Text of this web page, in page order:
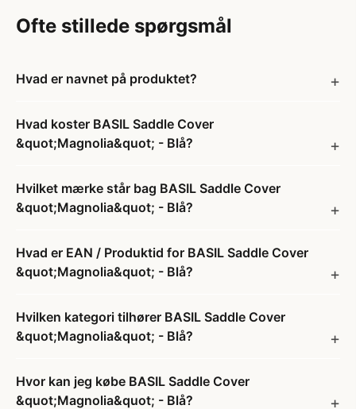
Ofte stillede spørgsmål
Hvad er navnet på produktet?
Hvad koster BASIL Saddle Cover
&quot;Magnolia&quot; - Blå?
Hvilket mærke står bag BASIL Saddle Cover
&quot;Magnolia&quot; - Blå?
Hvad er EAN / Produktid for BASIL Saddle Cover
&quot;Magnolia&quot; - Blå?
Hvilken kategori tilhører BASIL Saddle Cover
&quot;Magnolia&quot; - Blå?
Hvor kan jeg købe BASIL Saddle Cover
&quot;Magnolia&quot; - Blå?